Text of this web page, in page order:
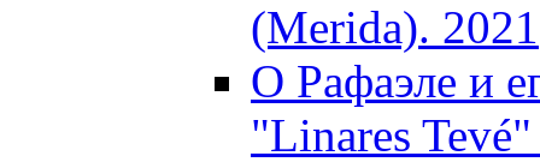
(Merida). 2021
О Рафаэле и
"Linares